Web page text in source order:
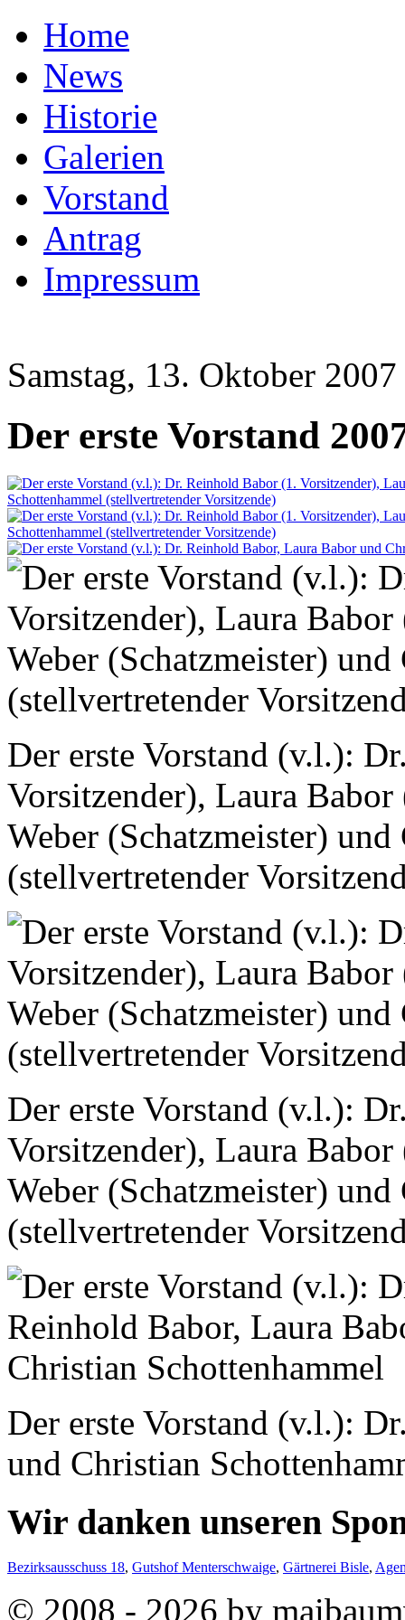
Home
News
Historie
Galerien
Vorstand
Antrag
Impressum
Samstag, 13. Oktober 2007
Der erste Vorstand
Der erste Vorstand (v.l.):
Vorsitzender), Laura
Weber (Schatzmeister)
(stellvertretender
Der erste Vorstand (v.l.):
Vorsitzender), Laura
Weber (Schatzmeister)
(stellvertretender
Der erste Vorstand (v.l.):
und Christian
Wir danken unseren
Bezirksausschuss 18, Gutshof Menterschwaige, Gärtnerei Bisle,
© 2008 - 2026 by